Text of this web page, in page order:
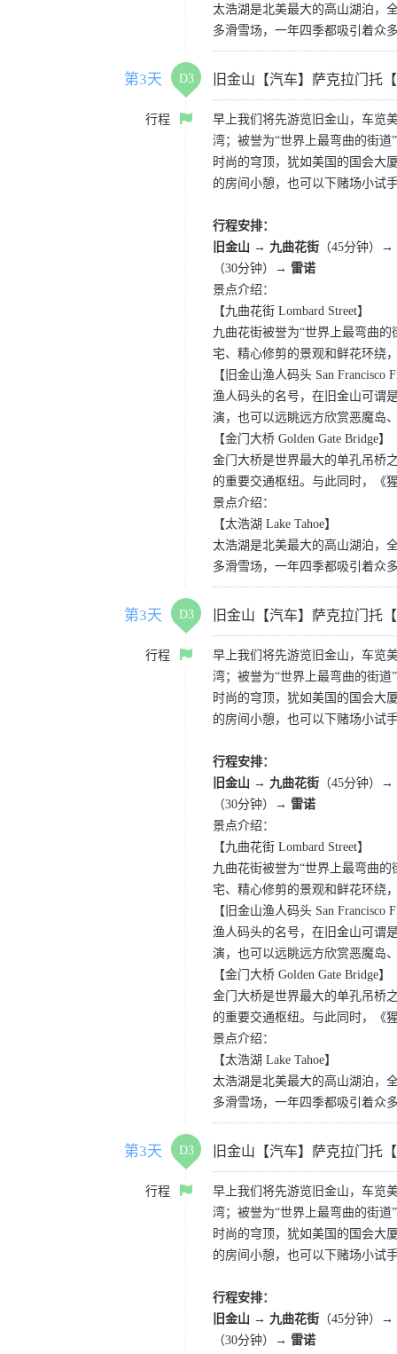
太浩湖是北美最大的高山湖泊，
多滑雪场，一年四季都吸引着众
第3天 D3 旧金山【汽车】萨克拉门托
行程
早上我们将先游览旧金山，车览
湾；被誉为“世界上最弯曲的街
时尚的穹顶，犹如美国的国会大
的房间小憩，也可以下赌场小试
行程安排：
旧金山 → 九曲花街 （45分钟）→
（30分钟）→ 雷诺
景点介绍：
【九曲花街 Lombard Street】
九曲花街被誉为“世界上最弯曲
宅、精心修剪的景观和鲜花环绕
【旧金山渔人码头 San Francisco
渔人码头的名号，在旧金山可谓
演，也可以远眺远方欣赏恶魔岛
【金门大桥 Golden Gate Bridge】
金门大桥是世界最大的单孔吊桥
的重要交通枢纽。与此同时，《
景点介绍：
【太浩湖 Lake Tahoe】
太浩湖是北美最大的高山湖泊，
多滑雪场，一年四季都吸引着众
第3天 D3 旧金山【汽车】萨克拉门托
行程
早上我们将先游览旧金山，车览
湾；被誉为“世界上最弯曲的街
时尚的穹顶，犹如美国的国会大
的房间小憩，也可以下赌场小试
行程安排：
旧金山 → 九曲花街 （45分钟）→
（30分钟）→ 雷诺
景点介绍：
【九曲花街 Lombard Street】
九曲花街被誉为“世界上最弯曲
宅、精心修剪的景观和鲜花环绕
【旧金山渔人码头 San Francisco
渔人码头的名号，在旧金山可谓
演，也可以远眺远方欣赏恶魔岛
【金门大桥 Golden Gate Bridge】
金门大桥是世界最大的单孔吊桥
的重要交通枢纽。与此同时，《
景点介绍：
【太浩湖 Lake Tahoe】
太浩湖是北美最大的高山湖泊，
多滑雪场，一年四季都吸引着众
第3天 D3 旧金山【汽车】萨克拉门托
行程
早上我们将先游览旧金山，车览
湾；被誉为“世界上最弯曲的街
时尚的穹顶，犹如美国的国会大
的房间小憩，也可以下赌场小试
行程安排：
旧金山 → 九曲花街 （45分钟）→
（30分钟）→ 雷诺